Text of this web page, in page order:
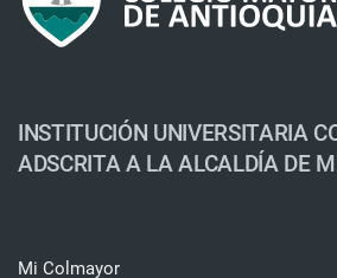
INSTITUCIÓN UNIVERSITARIA
ADSCRITA A LA ALCALDÍA DE
Mi Colmayor